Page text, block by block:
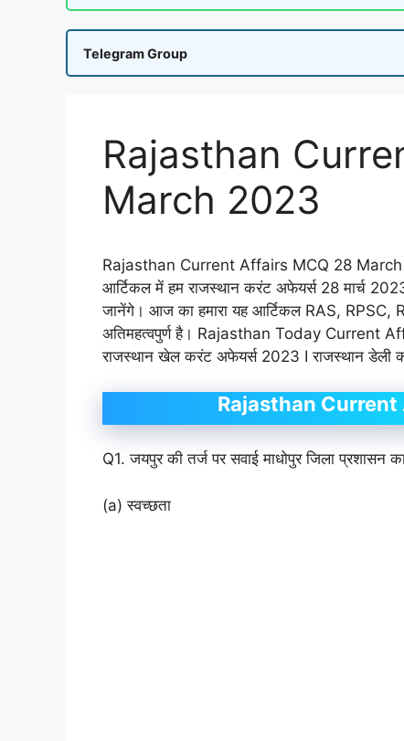
Telegram Group
Rajasthan
March 2023
Rajasthan Current Affairs MCQ 28 March
आर्टिकल में हम राजस्थान करंट अफेयर्स 28 मार्च
जानेंगे। आज का हमारा यह आर्टिकल RAS, RPSC,
अतिमहत्वपुर्ण है। Rajasthan Today
राजस्थान खेल करंट अफेयर्स 2023 I राजस्थान
Rajasthan
Q1. जयपुर की तर्ज पर सवाई माधोपुर जिला प्रशासन
(a) स्वच्छता